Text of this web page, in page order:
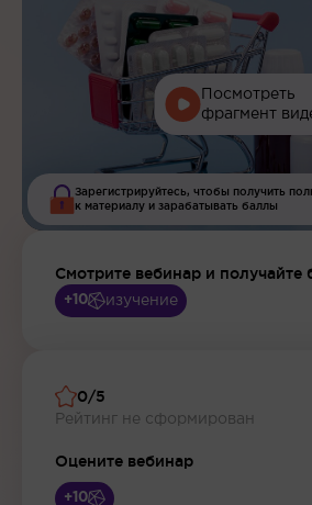
Посмотреть
фрагмент
Зарегистрируйтесь, чтобы получить
к материалу и зарабатывать баллы
Смотрите вебинар и получайте
+10 изучение
0/5
Рейтинг не сформирован
Оцените вебинар
+10